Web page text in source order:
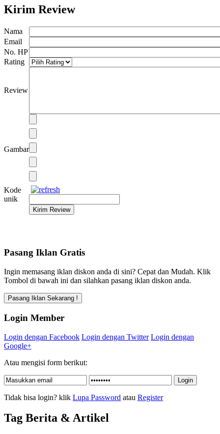
Kirim Review
Nama
Email
No. HP
Rating
Review
Gambar
Kode
unik
Pasang Iklan Gratis
Ingin memasang iklan diskon anda di sini? Cepat dan Mudah. Klik
Tombol di bawah ini dan silahkan pasang iklan diskon anda.
Login Member
Login dengan Facebook Login dengan Twitter Login dengan
Google+
Atau mengisi form berikut:
Tidak bisa login? klik Lupa Password atau Register
Tag Berita & Artikel